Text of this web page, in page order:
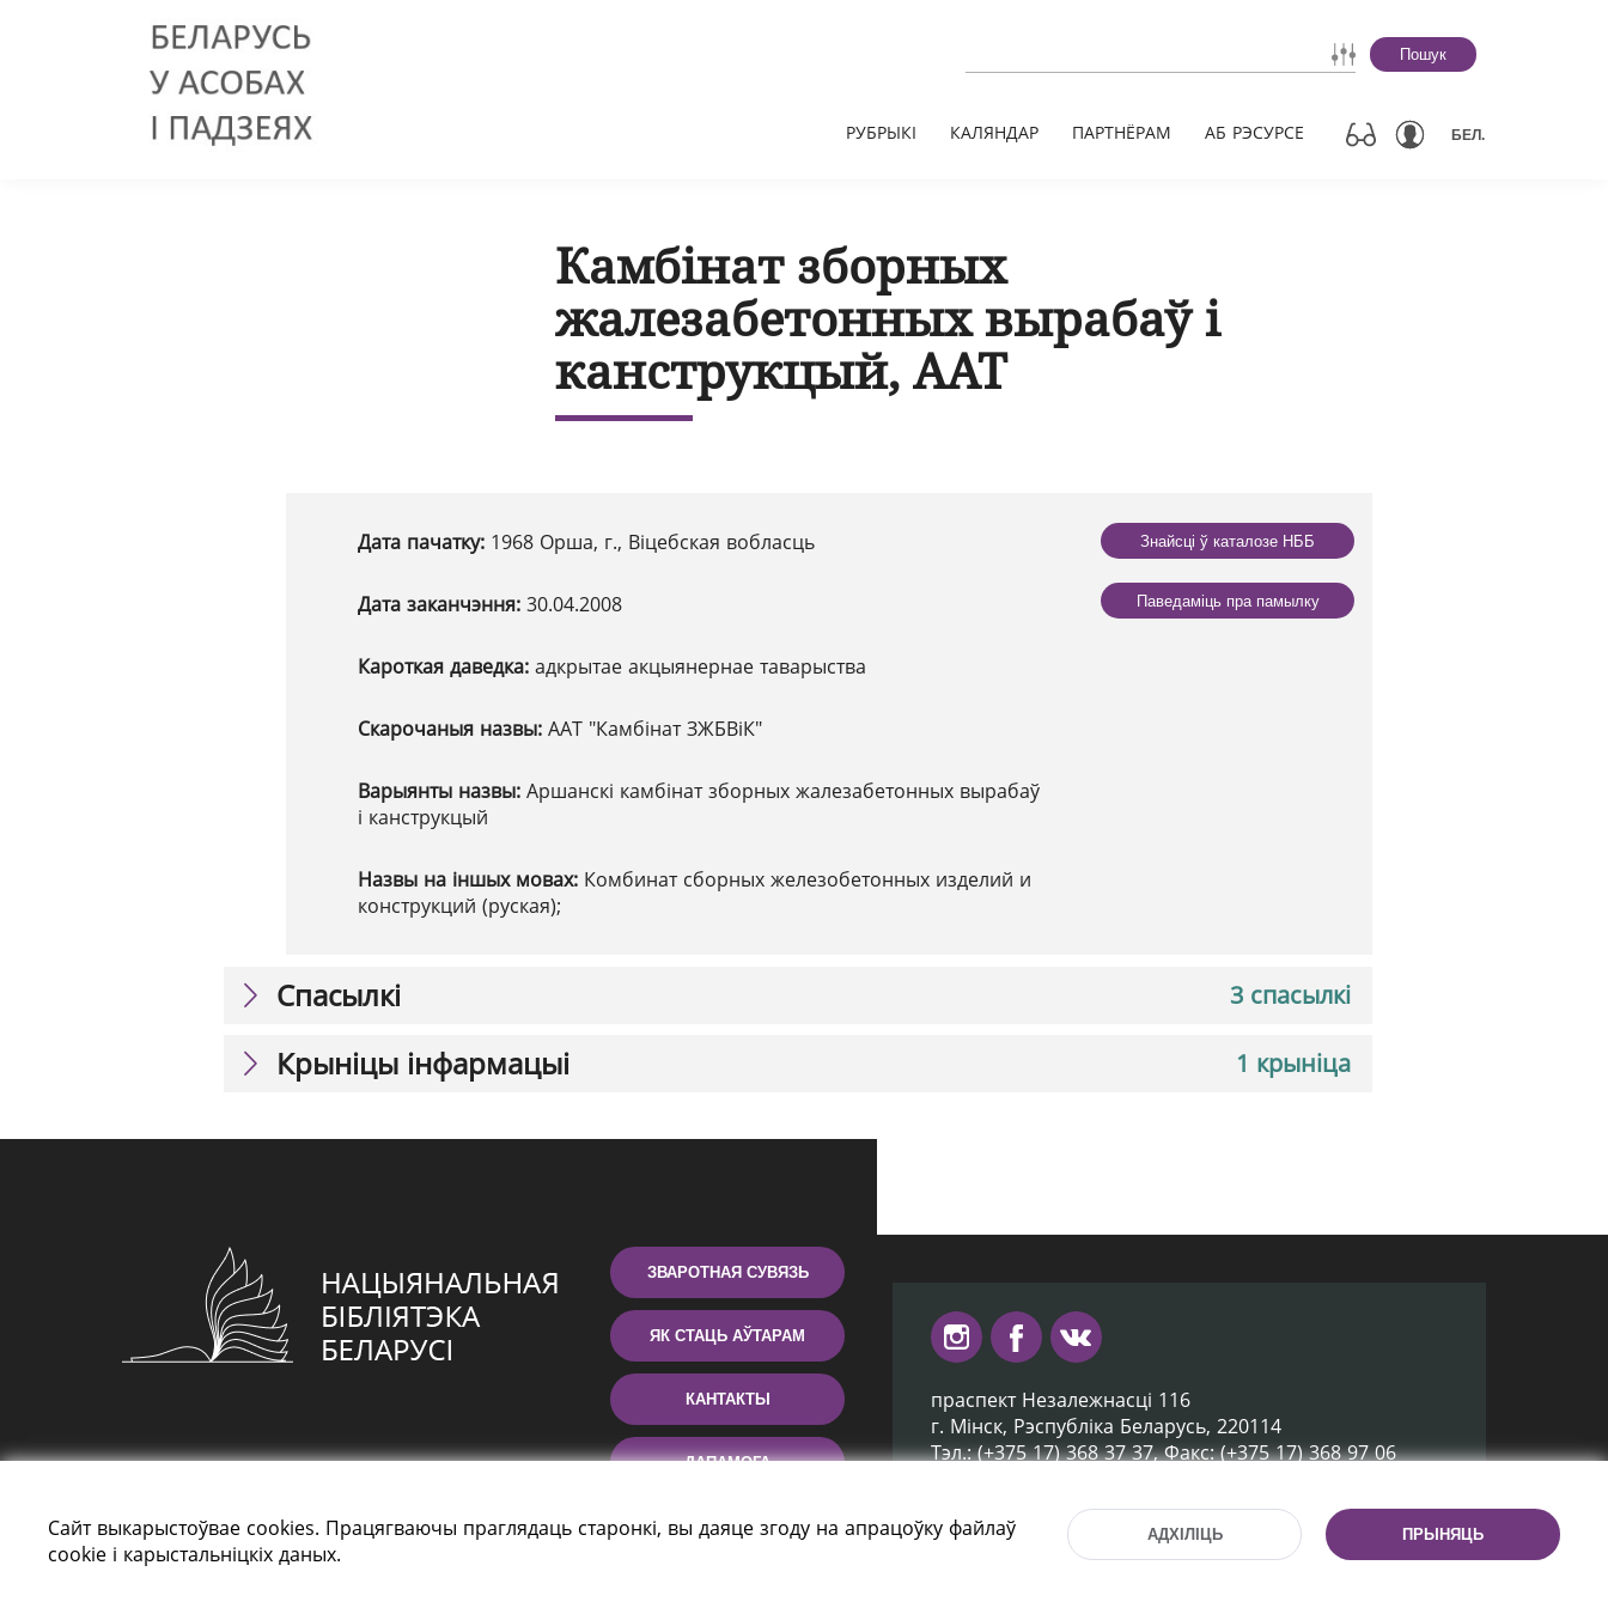
Пошук
РУБРЫКІ КАЛЯНДАР ПАРТНЁРАМ АБ РЭСУРСЕ БЕЛ.
Камбінат зборных
жалезабетонных вырабаў і
канструкцый, ААТ
Дата пачатку: 1968 Орша, г., Віцебская вобласць
Дата заканчэння: 30.04.2008
Кароткая даведка: адкрытае акцыянернае таварыства
Скарочаныя назвы: ААТ "Камбінат ЗЖБВіК"
Варыянты назвы: Аршанскі камбінат зборных жалезабетонных вырабаў
і канструкцый
Назвы на іншых мовах: Комбинат сборных железобетонных изделий и
конструкций (руская);
Знайсці ў каталозе НББ
Паведаміць пра памылку
3 спасылкі
Спасылкі
1 крыніца
Крыніцы інфармацыі
ЗВАРОТНАЯ СУВЯЗЬ
ЯК СТАЦЬ АЎТАРАМ
КАНТАКТЫ
ДАПАМОГА
праспект Незалежнасці 116
г. Мiнск, Рэспубліка Беларусь, 220114
Тэл.: (+375 17) 368 37 37, Факс: (+375 17) 368 97 06
Усе правы абаронены: «Нацыянальная бібліятэка Беларусі» 2006 — 2026 Распрацоўка сайта:mrsoft.by
Сайт выкарыстоўвае cookies. Працягваючы праглядаць старонкі, вы даяце згоду на апрацоўку файлаў
cookie і карыстальніцкіх даных.
АДХІЛІЦЬ ПРЫНЯЦЬ